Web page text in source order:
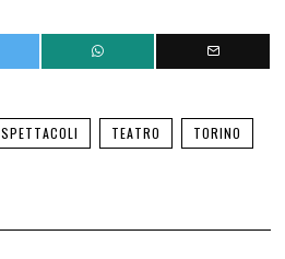
SPETTACOLI TEATRO TORINO